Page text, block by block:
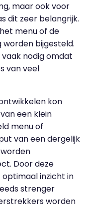
maar ook voor
dit zeer belangrijk.
menu of de
bijgesteld.
nodig omdat
van veel
kon
een klein
menu of
van een dergelijk
Door deze
inzicht in
strenger
worden